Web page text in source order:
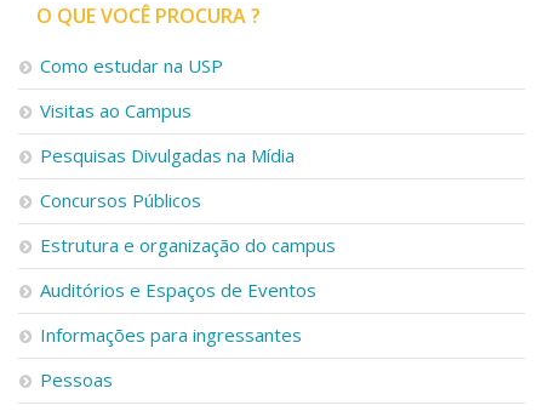
O QUE VOCÊ PROCURA ?
Como estudar na USP
Visitas ao Campus
Pesquisas Divulgadas na Mídia
Concursos Públicos
Estrutura e organização do campus
Auditórios e Espaços de Eventos
Informações para ingressantes
Pessoas